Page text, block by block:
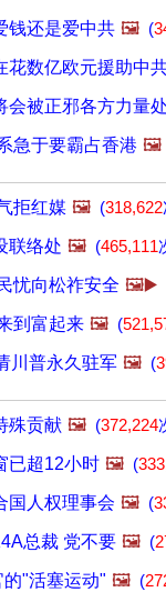
钱还是爱中共 🖼️ (
花数亿欧元援助中
会被正邪各方力量
急于要霸占香港 🖼️
拒红媒 🖼️ (318,622
联络处 🖼️ (465,111
忧向松祚安全 🖼️▶️
到富起来 🖼️ (
川普永久驻军 🖼️ (
殊贡献 🖼️ (372,224
已超12小时 🖼️ (
国人权理事会 🖼️ (
总裁 党不要 🖼️ (
"活塞运动" 🖼️ (